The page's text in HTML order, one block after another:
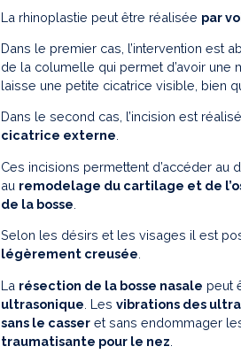
La rhinoplastie peut être réalisée par
Dans le premier cas, l’intervention est
de la columelle qui permet d’avoir une
laisse une petite cicatrice visible, bien
Dans le second cas, l’incision est
cicatrice externe.
Ces incisions permettent d’accéder
au remodelage du cartilage et de
de la bosse
Selon les désirs et les visages il est
légèrement creusée
La résection de la bosse nasale peut
ultrasonique . Les vibrations des
sans le casser et sans endommager
traumatisante pour le nez